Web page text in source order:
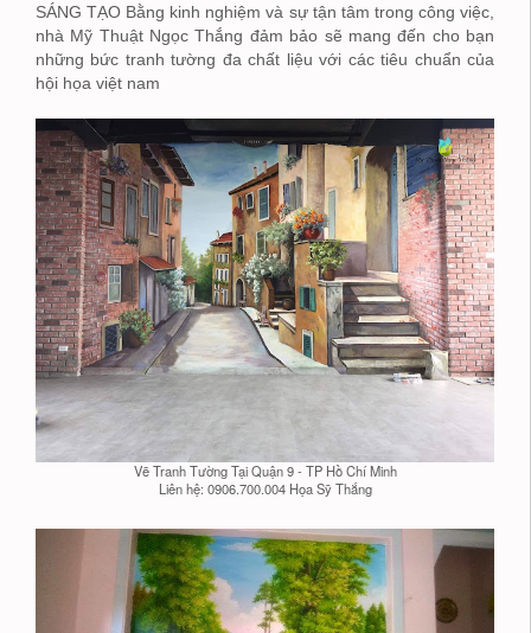
SÁNG TẠO Bằng kinh nghiệm và sự tận tâm trong công việc,
nhà Mỹ Thuật Ngọc Thắng đảm bảo sẽ mang đến cho bạn
những bức tranh tường đa chất liệu với các tiêu chuẩn của
hội họa việt nam
Vẽ Tranh Tường Tại Quận 9 - TP Hồ Chí Minh
Liên hệ: 0906.700.004 Họa Sỹ Thắng